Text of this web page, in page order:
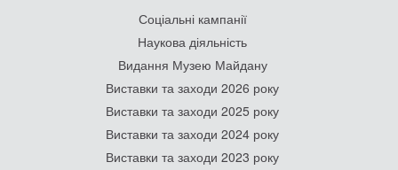
Соціальні кампанії
Наукова діяльність
Видання Музею Майдану
Виставки та заходи 2026 року
Виставки та заходи 2025 року
Виставки та заходи 2024 року
Виставки та заходи 2023 року